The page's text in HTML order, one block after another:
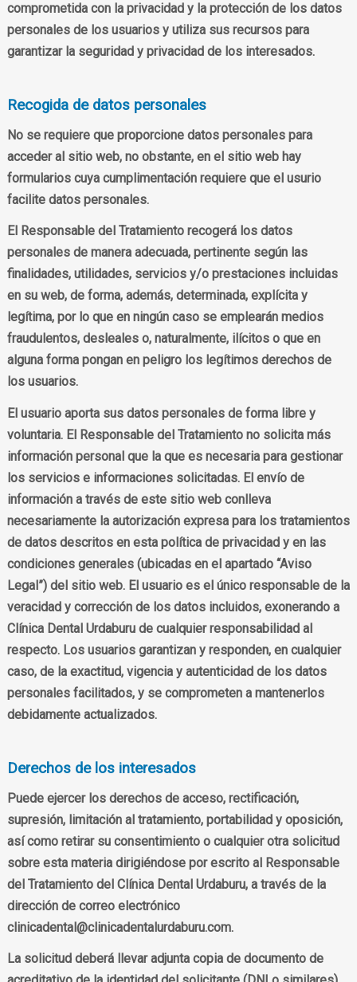
comprometida con la privacidad y la protección de los datos
personales de los usuarios y utiliza sus recursos para
garantizar la seguridad y privacidad de los interesados.
Recogida de datos personales
No se requiere que proporcione datos personales para
acceder al sitio web, no obstante, en el sitio web hay
formularios cuya cumplimentación requiere que el usurio
facilite datos personales.
El Responsable del Tratamiento recogerá los datos
personales de manera adecuada, pertinente según las
finalidades, utilidades, servicios y/o prestaciones incluidas
en su web, de forma, además, determinada, explícita y
legítima, por lo que en ningún caso se emplearán medios
fraudulentos, desleales o, naturalmente, ilícitos o que en
alguna forma pongan en peligro los legítimos derechos de
los usuarios.
El usuario aporta sus datos personales de forma libre y
voluntaria. El Responsable del Tratamiento no solicita más
información personal que la que es necesaria para gestionar
los servicios e informaciones solicitadas. El envío de
información a través de este sitio web conlleva
necesariamente la autorización expresa para los tratamientos
de datos descritos en esta política de privacidad y en las
condiciones generales (ubicadas en el apartado “Aviso
Legal”) del sitio web. El usuario es el único responsable de la
veracidad y corrección de los datos incluidos, exonerando a
Clínica Dental Urdaburu de cualquier responsabilidad al
respecto. Los usuarios garantizan y responden, en cualquier
caso, de la exactitud, vigencia y autenticidad de los datos
personales facilitados, y se comprometen a mantenerlos
debidamente actualizados.
Derechos de los interesados
Puede ejercer los derechos de acceso, rectificación,
supresión, limitación al tratamiento, portabilidad y oposición,
así como retirar su consentimiento o cualquier otra solicitud
sobre esta materia dirigiéndose por escrito al Responsable
del Tratamiento del Clínica Dental Urdaburu, a través de la
dirección de correo electrónico
clinicadental@clinicadentalurdaburu.com.
La solicitud deberá llevar adjunta copia de documento de